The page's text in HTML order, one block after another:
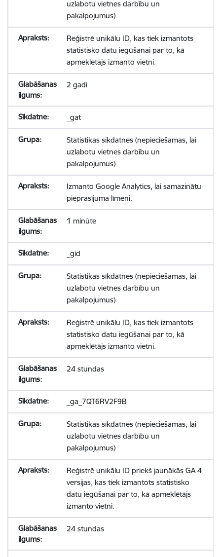
uzlabotu vietnes darbību un
pakalpojumus)
Reģistrē unikālu ID, kas tiek izmantots
statistisko datu iegūšanai par to, kā
apmeklētājs izmanto vietni.
2 gadi
_gat
Statistikas sīkdatnes (nepieciešamas, lai
uzlabotu vietnes darbību un
pakalpojumus)
Izmanto Google Analytics, lai samazinātu
pieprasījuma līmeni.
1 minūte
_gid
Statistikas sīkdatnes (nepieciešamas, lai
uzlabotu vietnes darbību un
pakalpojumus)
Reģistrē unikālu ID, kas tiek izmantots
statistisko datu iegūšanai par to, kā
apmeklētājs izmanto vietni.
24 stundas
_ga_7QT6RV2F9B
Statistikas sīkdatnes (nepieciešamas, lai
uzlabotu vietnes darbību un
pakalpojumus)
Reģistrē unikālu ID priekš jaunākās GA 4
versijas, kas tiek izmantots statistisko
datu iegūšanai par to, kā apmeklētājs
izmanto vietni.
24 stundas